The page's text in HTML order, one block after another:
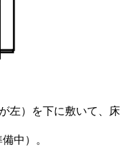
左）を下に敷いて、床
中）。